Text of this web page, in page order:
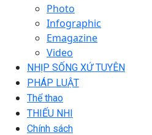
Photo
Infographic
Emagazine
Video
NHỊP SỐNG XỨ TUYÊN
PHÁP LUẬT
Thể thao
THIẾU NHI
Chính sách